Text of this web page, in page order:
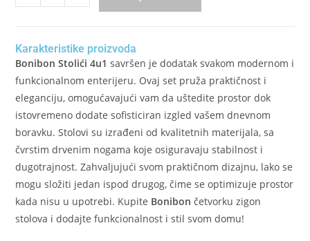
Karakteristike proizvoda
Bonibon Stolići 4u1 savršen je dodatak svakom modernom i
funkcionalnom enterijeru. Ovaj set pruža praktičnost i
eleganciju, omogućavajući vam da uštedite prostor dok
istovremeno dodate sofisticiran izgled vašem dnevnom
boravku. Stolovi su izrađeni od kvalitetnih materijala, sa
čvrstim drvenim nogama koje osiguravaju stabilnost i
dugotrajnost. Zahvaljujući svom praktičnom dizajnu, lako se
mogu složiti jedan ispod drugog, čime se optimizuje prostor
kada nisu u upotrebi. Kupite Bonibončetvorku zigon
stolova i dodajte funkcionalnost i stil svom domu!